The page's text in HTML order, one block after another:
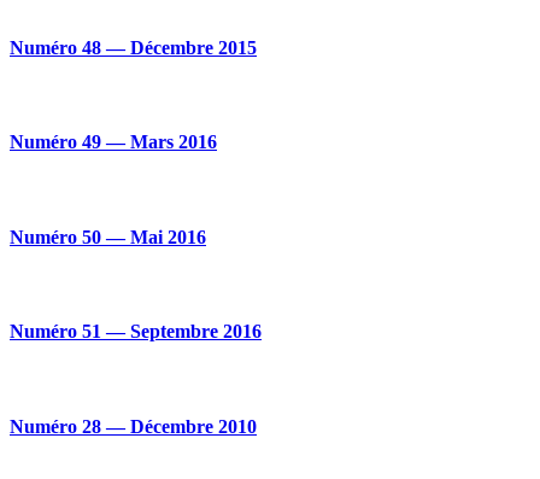
Numéro 48 — Décembre 2015
Numéro 49 — Mars 2016
Numéro 50 — Mai 2016
Numéro 51 — Septembre 2016
Numéro 28 — Décembre 2010